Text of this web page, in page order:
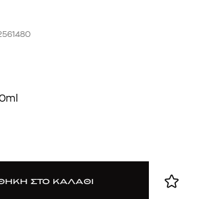
ΣΤΟ ΚΑΛΑΘΙ